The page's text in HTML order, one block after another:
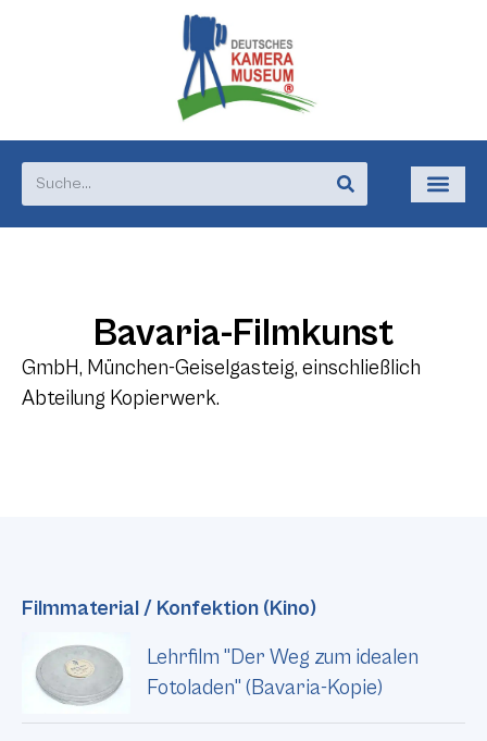
Bavaria-Filmkunst
GmbH, München-Geiselgasteig, einschließlich
Abteilung Kopierwerk.
Filmmaterial / Konfektion (Kino)
Lehrfilm "Der Weg zum idealen
Fotoladen" (Bavaria-Kopie)